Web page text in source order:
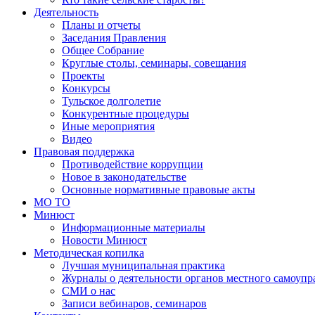
Деятельность
Планы и отчеты
Заседания Правления
Общее Собрание
Круглые столы, семинары, совещания
Проекты
Конкурсы
Тульское долголетие
Конкурентные процедуры
Иные мероприятия
Видео
Правовая поддержка
Противодействие коррупции
Новое в законодательстве
Основные нормативные правовые акты
МО ТО
Минюст
Информационные материалы
Новости Минюст
Методическая копилка
Лучшая муниципальная практика
Журналы о деятельности органов местного
СМИ о нас
Записи вебинаров, семинаров